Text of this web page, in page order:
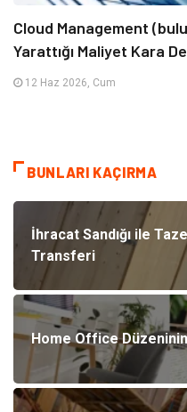
Cloud Management
Yarattığı Maliyet Kara
12 Haz 2026, Cum
BUNLARI KAÇIRMA
İhracat Sandığı ile
Transferi
Home Office